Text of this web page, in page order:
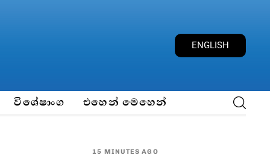
ENGLISH
විශේෂාංග එහෙන් මෙහෙන්
15 MINUTES AGO